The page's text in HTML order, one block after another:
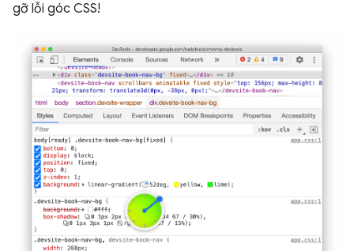
gỡ lỗi góc CSS!